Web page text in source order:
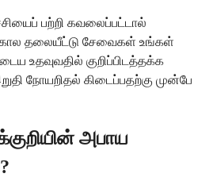
பற்றி கவலைப்பட்டால்
தலையீட்டு சேவைகள் உங்கள்
உதவுவதில் குறிப்பிடத்தக்க
நோயறிதல் கிடைப்பதற்கு முன்பே
அபாய